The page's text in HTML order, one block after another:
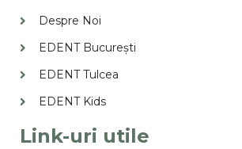
Despre Noi
EDENT București
EDENT Tulcea
EDENT Kids
Link-uri utile